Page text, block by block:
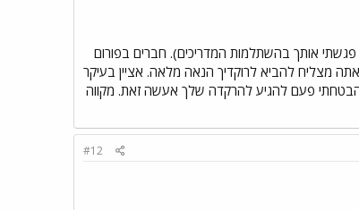
אותך בהשתלמות המדריכים). חברים בפורום
מצליח להביא לרוקדיך הנאה מלאה. אציין בעיקר
הבטחתי פעם להגיע להרקדה שלך אעשה זאת. מקווה
#12